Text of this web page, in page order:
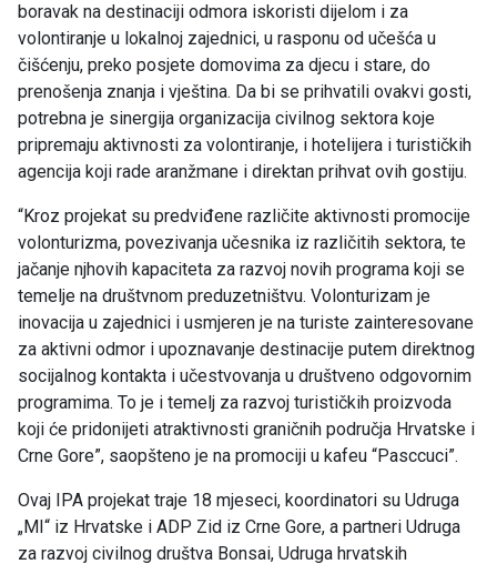
boravak na destinaciji odmora iskoristi dijelom i za
volontiranje u lokalnoj zajednici, u rasponu od učešća u
čišćenju, preko posjete domovima za djecu i stare, do
prenošenja znanja i vještina. Da bi se prihvatili ovakvi gosti,
potrebna je sinergija organizacija civilnog sektora koje
pripremaju aktivnosti za volontiranje, i hotelijera i turističkih
agencija koji rade aranžmane i direktan prihvat ovih gostiju.
“Kroz projekat su predviđene različite aktivnosti promocije
volonturizma, povezivanja učesnika iz različitih sektora, te
jačanje njhovih kapaciteta za razvoj novih programa koji se
temelje na društvnom preduzetništvu. Volonturizam je
inovacija u zajednici i usmjeren je na turiste zainteresovane
za aktivni odmor i upoznavanje destinacije putem direktnog
socijalnog kontakta i učestvovanja u društveno odgovornim
programima. To je i temelj za razvoj turističkih proizvoda
koji će pridonijeti atraktivnosti graničnih područja Hrvatske i
Crne Gore”, saopšteno je na promociji u kafeu “Pasccuci”.
Ovaj IPA projekat traje 18 mjeseci, koordinatori su Udruga
„MI“ iz Hrvatske i ADP Zid iz Crne Gore, a partneri Udruga
za razvoj civilnog društva Bonsai, Udruga hrvatskih